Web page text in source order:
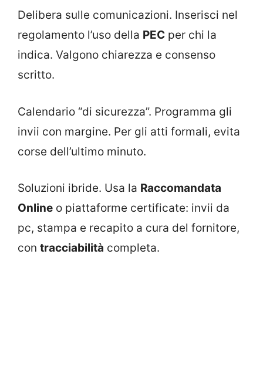
Delibera sulle comunicazioni. Inserisci nel
regolamento l’uso della PEC per chi la
indica. Valgono chiarezza e consenso
scritto.
Calendario “di sicurezza”. Programma gli
invii con margine. Per gli atti formali, evita
corse dell’ultimo minuto.
Soluzioni ibride. Usa la Raccomandata
Online o piattaforme certificate: invii da
pc, stampa e recapito a cura del fornitore,
con tracciabilità completa.